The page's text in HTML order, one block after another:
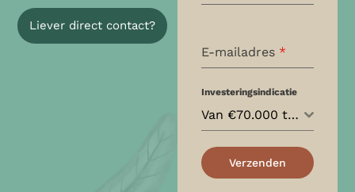
Liever direct contact?
E-mailadres *
Investeringsindicatie
Van €70.000 tot €150.000
Verzenden